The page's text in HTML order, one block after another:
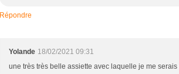
Répondre
Yolande 18/02/2021 09:31
une très très belle assiette avec laquelle je me